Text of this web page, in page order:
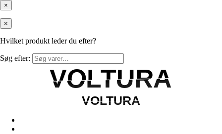
×
×
Hvilket produkt leder du efter?
Søg efter:
VOLTURA
VOLTURA
VOLTURA
VOLTURA